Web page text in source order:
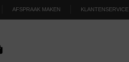
AFSPRAAK MAKEN KLANTENSERVICE